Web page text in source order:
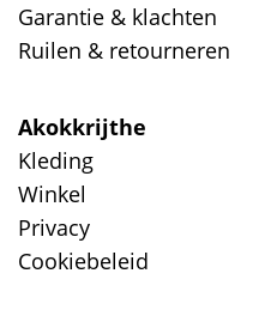
Garantie & klachten
Ruilen & retourneren
Akokkrijthe
Kleding
Winkel
Privacy
Cookiebeleid